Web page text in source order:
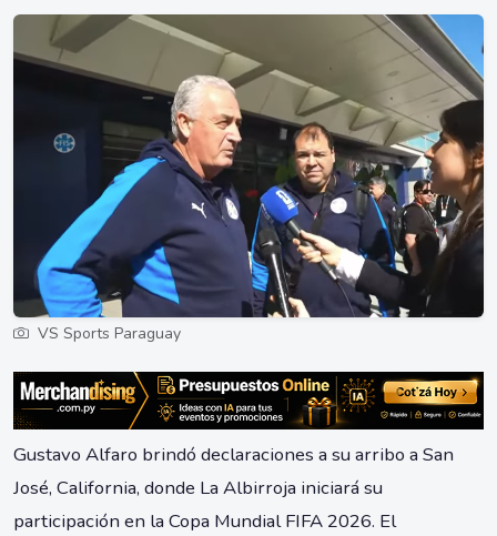
VS Sports Paraguay
Gustavo Alfaro brindó declaraciones a su arribo a San
José, California, donde La Albirroja iniciará su
participación en la Copa Mundial FIFA 2026. El